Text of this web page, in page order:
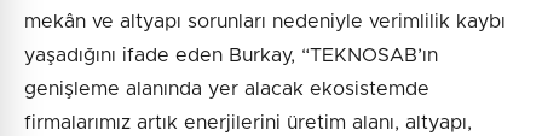
mekân ve altyapı sorunları nedeniyle verimlilik kaybı
yaşadığını ifade eden Burkay, “TEKNOSAB’ın
genişleme alanında yer alacak ekosistemde
firmalarımız artık enerjilerini üretim alanı, altyapı,